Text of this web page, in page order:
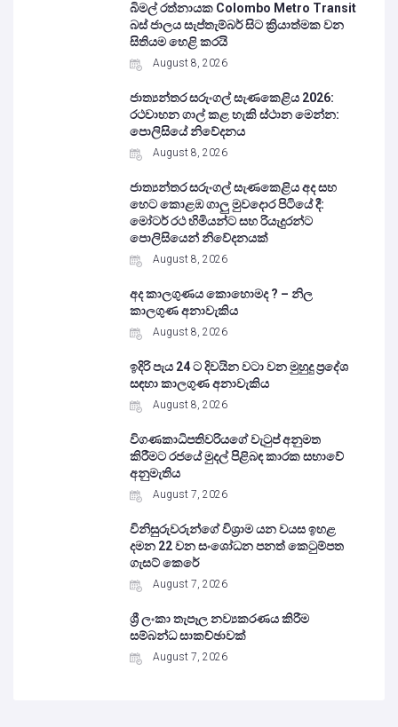
බිමල් රත්නායක Colombo Metro Transit
බස් ජාලය සැප්තැම්බර් සිට ක්‍රියාත්මක වන
සිතියම හෙළි කරයි
August 8, 2026
ජාත්‍යන්තර සරුංගල් සැණකෙළිය 2026:
රථවාහන ගාල් කළ හැකි ස්ථාන මෙන්න:
පොලිසියේ නිවේදනය
August 8, 2026
ජාත්‍යන්තර සරුංගල් සැණකෙළිය අද සහ
හෙට කොළඹ ගාලු මුවදොර පිටියේ දී:
මෝටර් රථ හිමියන්ට සහ රියැදුරන්ට
පොලිසියෙන් නිවේදනයක්
August 8, 2026
අද කාලගුණය කොහොමද ? – නිල
කාලගුණ අනාවැකිය
August 8, 2026
ඉදිරි පැය 24 ට දිවයින වටා වන මුහුදු ප්‍රදේශ
සඳහා කාලගුණ අනාවැකිය
August 8, 2026
විගණකාධිපතිවරියගේ වැටුප් අනුමත
කිරීමට රජයේ මුදල් පිළිබඳ කාරක සභාවේ
අනුමැතිය
August 7, 2026
විනිසුරුවරුන්ගේ විශ්‍රාම යන වයස ඉහළ
දමන 22 වන සංශෝධන පනත් කෙටුම්පත
ගැසට් කෙරේ
August 7, 2026
ශ්‍රී ලංකා තැපෑල නව්‍යකරණය කිරීම
සම්බන්ධ සාකච්ඡාවක්
August 7, 2026